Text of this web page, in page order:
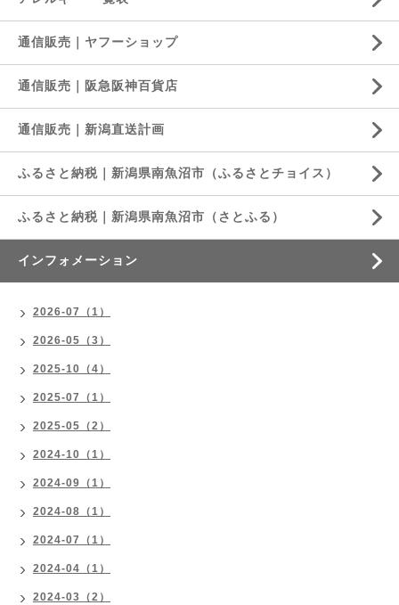
通信販売｜ヤフーショップ
通信販売｜阪急阪神百貨店
通信販売｜新潟直送計画
ふるさと納税｜新潟県南魚沼市（ふるさとチョイス）
ふるさと納税｜新潟県南魚沼市（さとふる）
インフォメーション
2026-07（1）
2026-05（3）
2025-10（4）
2025-07（1）
2025-05（2）
2024-10（1）
2024-09（1）
2024-08（1）
2024-07（1）
2024-04（1）
2024-03（2）